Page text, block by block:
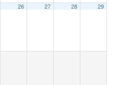
26 27 28 29